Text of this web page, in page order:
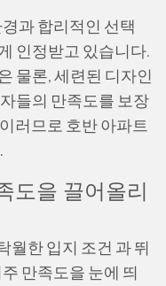
과 합리적인 선택
인정받고 있습니다.
물론, 세련된 디자인
들의 만족도를 보장
러므로 호반 아파트
도을 끌어올리
월한 입지 조건 과 뛰
만족도을 눈에 띄